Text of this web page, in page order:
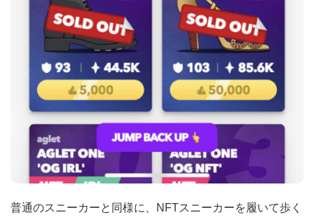
普通のスニーカーと同様に、NFTスニーカーを履いて歩く